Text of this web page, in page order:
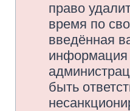
право
время по
введённая
информация
быть